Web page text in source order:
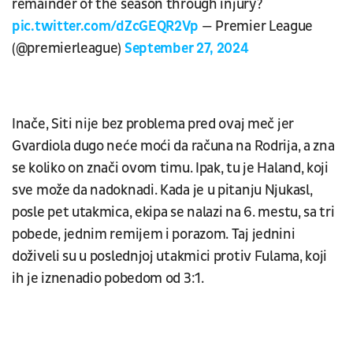
remainder of the season through injury?
pic.twitter.com/dZcGEQR2Vp — Premier League
(@premierleague) September 27, 2024
Inače, Siti nije bez problema pred ovaj meč jer
Gvardiola dugo neće moći da računa na Rodrija, a zna
se koliko on znači ovom timu. Ipak, tu je Haland, koji
sve može da nadoknadi. Kada je u pitanju Njukasl,
posle pet utakmica, ekipa se nalazi na 6. mestu, sa tri
pobede, jednim remijem i porazom. Taj jednini
doživeli su u poslednjoj utakmici protiv Fulama, koji
ih je iznenadio pobedom od 3:1.